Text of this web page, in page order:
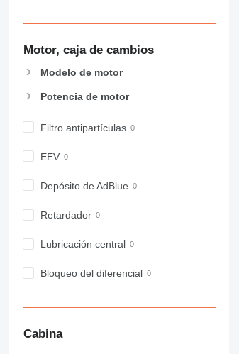
926
928
955
963
973
982
990
Motor, caja de cambios
Modelo de motor
Potencia de motor
Filtro antipartículas
EEV
Depósito de AdBlue
Retardador
Lubricación central
Bloqueo del diferencial
Cabina